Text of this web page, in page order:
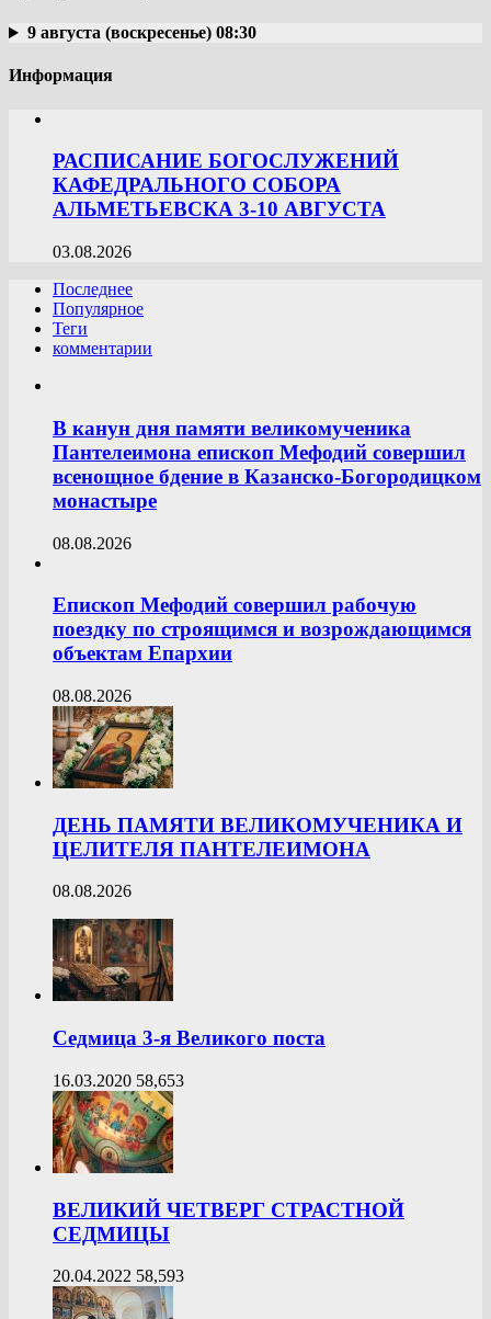
9 августа (воскресенье) 08:30
Информация
РАСПИСАНИЕ БОГОСЛУЖЕНИЙ
КАФЕДРАЛЬНОГО СОБОРА
АЛЬМЕТЬЕВСКА 3-10 АВГУСТА
03.08.2026
Последнее
Популярное
Теги
комментарии
В канун дня памяти великомученика
Пантелеимона епископ Мефодий совершил
всенощное бдение в Казанско-Богородицком
монастыре
08.08.2026
Епископ Мефодий совершил рабочую
поездку по строящимся и возрождающимся
объектам Епархии
08.08.2026
ДЕНЬ ПАМЯТИ ВЕЛИКОМУЧЕНИКА И
ЦЕЛИТЕЛЯ ПАНТЕЛЕИМОНА
08.08.2026
Седмица 3-я Великого поста
16.03.2020 58,653
ВЕЛИКИЙ ЧЕТВЕРГ СТРАСТНОЙ
СЕДМИЦЫ
20.04.2022 58,593